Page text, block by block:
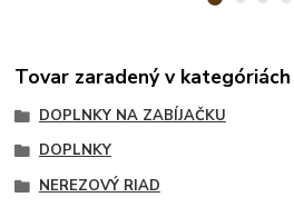
Tovar zaradený v kategóriách
DOPLNKY NA ZABÍJAČKU
DOPLNKY
NEREZOVÝ RIAD